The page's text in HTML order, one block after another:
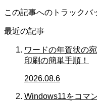
この記事へのトラックバ
最近の記事
ワードの年賀状の
印刷の簡単手順！
2026.08.6
Windows11をコマ